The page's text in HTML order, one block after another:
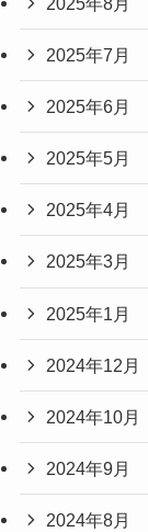
2025年7月
2025年6月
2025年5月
2025年4月
2025年3月
2025年1月
2024年12月
2024年10月
2024年9月
2024年8月